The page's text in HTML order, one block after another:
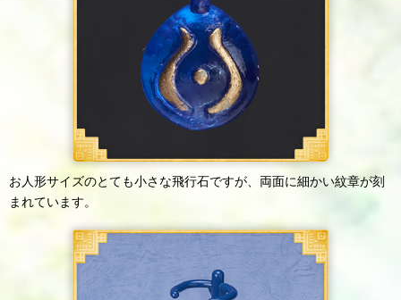
お人形サイズのとても小さな飛行石ですが、両面に細かい紋章が刻
まれています。